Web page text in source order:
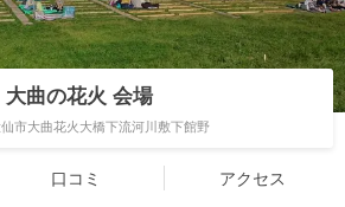
大曲の花火 会場
市大曲花火大橋下流河川敷下館野
口コミ アクセス